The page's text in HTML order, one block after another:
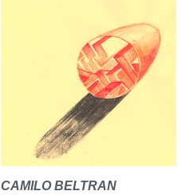
CAMILO BELTRAN